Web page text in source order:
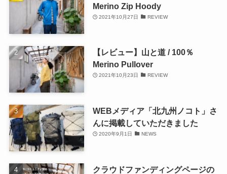
Merino Zip Hoody
2021年10月27日 REVIEW
【レビュー】山と道 / 100％
Merino Pullover
2021年10月23日 REVIEW
WEBメディア「北九州ノコト」さ
んに掲載していただきました
2020年9月1日 NEWS
クラウドファンディングページの